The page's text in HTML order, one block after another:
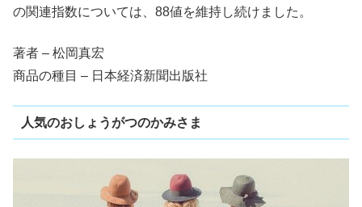
の関連指数については、88値を維持し続けました。
著者 – 松岡真宏
商品の種目 – 日本経済新聞出版社
人気のおしょうがつのかみさま